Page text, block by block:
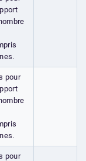
pour
pour